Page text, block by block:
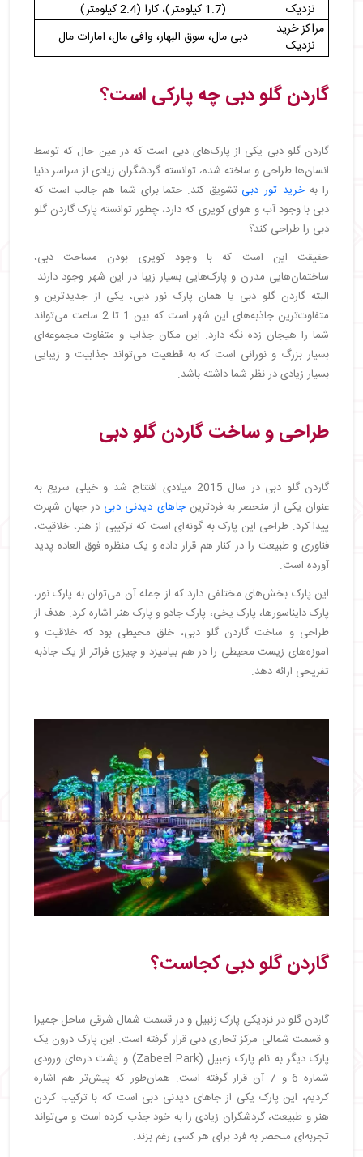
نزدیک
(1.7 کیلومتر)، کارا (2.4 کیلومتر)
مراکز خرید
نزدیک
دبی مال، سوق البهار، وافی مال، امارات مال
گاردن گلو دبی چه پارکی است؟
گاردن گلو دبی یکی از پارک‌های دبی است که در عین حال که توسط
انسان‌ها طراحی و ساخته شده، توانسته گردشگران زیادی از سراسر دنیا
را به خرید تور دبی تشویق کند. حتما برای شما هم جالب است که
دبی با وجود آب و هوای کویری که دارد، چطور توانسته پارک گاردن گلو
دبی را طراحی کند؟
حقیقت این است که با وجود کویری بودن مساحت دبی،
ساختمان‌هایی مدرن و پارک‌هایی بسیار زیبا در این شهر وجود دارند.
البته گاردن گلو دبی یا همان پارک نور دبی، یکی از جدیدترین و
متفاوت‌ترین جاذبه‌های این شهر است که بین 1 تا 2 ساعت می‌تواند
شما را هیجان زده نگه دارد. این مکان جذاب و متفاوت مجموعه‌ای
بسیار بزرگ و نورانی است که به قطعیت می‌تواند جذابیت و زیبایی
بسیار زیادی در نظر شما داشته باشد.
طراحی و ساخت گاردن گلو دبی
گاردن گلو دبی در سال 2015 میلادی افتتاح شد و خیلی سریع به
عنوان یکی از منحصر به فرد‌ترین جاهای دیدنی دبی در جهان شهرت
پیدا کرد. طراحی این پارک به گونه‌ای است که ترکیبی از هنر، خلاقیت،
فناوری و طبیعت را در کنار هم قرار داده و یک منظره فوق العاده پدید
آورده است.
این پارک بخش‌های مختلفی دارد که از جمله آن می‌توان به پارک نور،
پارک دایناسورها، پارک یخی، پارک جادو و پارک هنر اشاره کرد. هدف از
طراحی و ساخت گاردن گلو دبی، خلق محیطی بود که خلاقیت و
آموزه‌های زیست محیطی را در هم بیامیزد و چیزی فراتر از یک جاذبه
تفریحی ارائه دهد.
گاردن گلو دبی کجاست؟
گاردن گلو در نزدیکی پارک زنبیل و در قسمت شمال شرقی ساحل جمیرا
و قسمت شمالی مرکز تجاری دبی قرار گرفته است. این پارک درون یک
پارک دیگر به نام پارک زعبیل (Zabeel Park) و پشت درهای ورودی
شماره 6 و 7 آن قرار گرفته است. همان‌طور که پیش‌تر هم اشاره
کردیم، این پارک یکی از جاهای دیدنی دبی است که با ترکیب کردن
هنر و طبیعت، گردشگران زیادی را به خود جذب کرده است و می‌تواند
تجربه‌ای منحصر به فرد برای هر کسی رغم بزند.